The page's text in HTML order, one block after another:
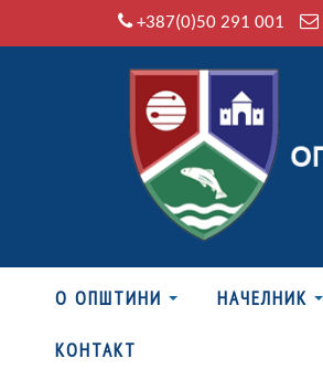
+387(0)50 291 001
О ОПШТИНИ НАЧЕЛНИК
КОНТАКТ